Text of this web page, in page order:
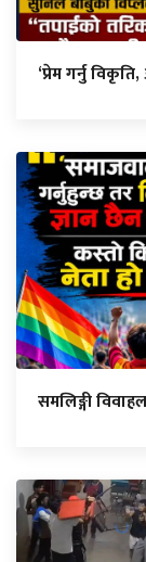
‘प्रेम गर्नु
समलिङ्गी